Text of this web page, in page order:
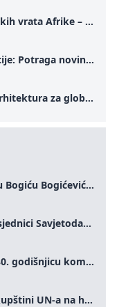
IFIMES dodijelio Zlatnu medalju Bogiću Bogićeviću za izuzetan doprinos demokratskim vrijednostima i miru
Abazović i Norov novi potpredsjednici Savjetodavnog odbora IFIMES-a
Ujedinjene nacije obilježavaju 80. godišnjicu komemoracijom na visokom nivou: Eileen Dong predstavlja IFIMES u oblasti ženskog liderstva, unapređenja mira, pravde, rodne ravnopravnosti i održivog razvoja
IFIMES poziva na Generalnoj skupštini UN-a na hitna ulaganja u mentalno zdravlje i sisteme njege proširene umjetnom inteligencijom
Maroko 2030: Izgradnja atlantskih vrata Afrike – od Tangera u Mediteranu do novog geopolitičkog koridora
Od faksa do umjetne inteligencije: Potraga novinarstva za istinom u digitalnom dobu
„Strateška stabilnost“ - Nova arhitektura za globalnu saradnju